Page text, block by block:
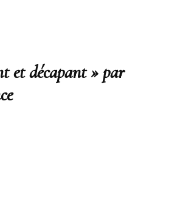
et décapant » par